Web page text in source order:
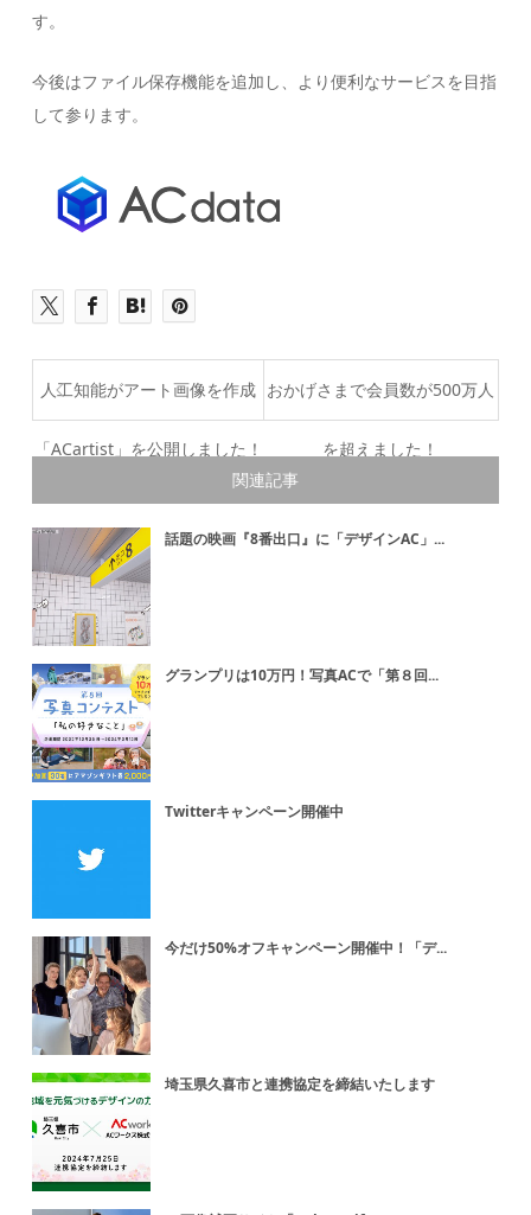
す。
今後はファイル保存機能を追加し、より便利なサービスを目指
して参ります。
人工知能がアート画像を作成
「ACartist」を公開しました！
おかげさまで会員数が500万人
を超えました！
関連記事
話題の映画『8番出口』に「デザインAC」...
グランプリは10万円！写真ACで「第８回...
Twitterキャンペーン開催中
今だけ50%オフキャンペーン開催中！「デ...
埼玉県久喜市と連携協定を締結いたします